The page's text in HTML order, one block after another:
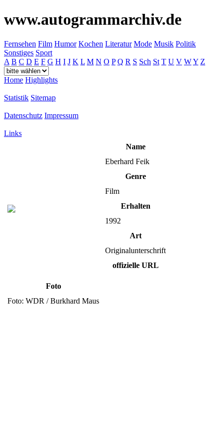
www.autogrammarchiv.de
Fernsehen Film Humor Kochen Literatur Mode Musik Politik
Sonstiges Sport
A B C D E F G H I J K L M N O P Q R S Sch St T U V WY Z
Home Highlights
Statistik Sitemap
Datenschutz Impressum
Links
Name
Eberhard Feik
Genre
Film
Erhalten
1992
Art
Originalunterschrift
offizielle URL
Foto
Foto: WDR / Burkhard Maus